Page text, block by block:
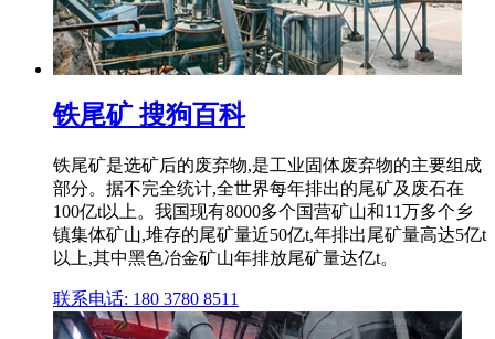
铁尾矿 搜狗百科
铁尾矿是选矿后的废弃物,是工业固体废弃物的主要组成
部分。据不完全统计,全世界每年排出的尾矿及废石在
100亿t以上。我国现有8000多个国营矿山和11万多个乡
镇集体矿山,堆存的尾矿量近50亿t,年排出尾矿量高达5亿t
以上,其中黑色冶金矿山年排放尾矿量达亿t。
联系电话: 180 3780 8511